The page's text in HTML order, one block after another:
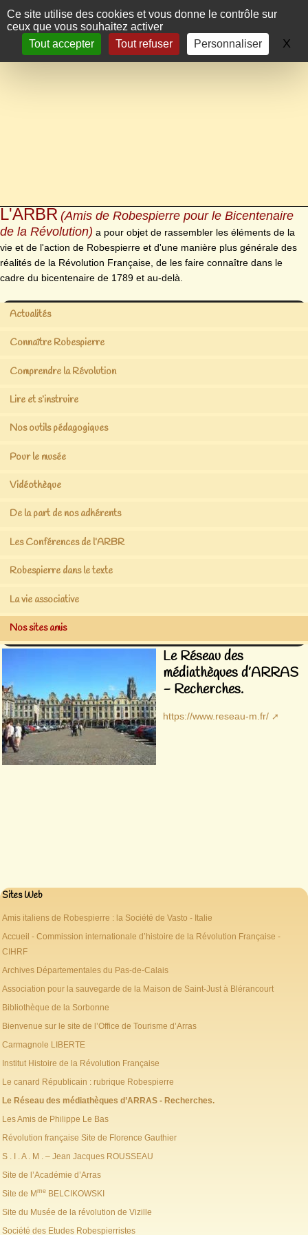
Panneau de gestion des cookies
Ce site utilise des cookies et vous donne le contrôle sur
ceux que vous souhaitez activer
Tout accepter
Tout refuser Personnaliser X
L'ARBR (Amis de Robespierre pour le Bicentenaire
de la Révolution) a pour objet de rassembler les éléments de la
vie et de l'action de Robespierre et d'une manière plus générale des
réalités de la Révolution Française, de les faire connaître dans le
cadre du bicentenaire de 1789 et au-delà.
Actualités
Connaître Robespierre
Comprendre la Révolution
Lire et s’instruire
Nos outils pédagogiques
Pour le musée
Vidéothèque
De la part de nos adhérents
Les Conférences de l’ARBR
Robespierre dans le texte
La vie associative
Nos sites amis
Le Réseau des
médiathèques d’ARRAS
- Recherches.
https://www.reseau-m.fr/
Sites Web
Amis italiens de Robespierre : la Société de Vasto - Italie
Accueil - Commission internationale d’histoire de la Révolution Française -
CIHRF
Archives Départementales du Pas-de-Calais
Association pour la sauvegarde de la Maison de Saint-Just à Blérancourt
Bibliothèque de la Sorbonne
Bienvenue sur le site de l’Office de Tourisme d’Arras
Carmagnole LIBERTE
Institut Histoire de la Révolution Française
Le canard Républicain : rubrique Robespierre
Le Réseau des médiathèques d’ARRAS - Recherches.
Les Amis de Philippe Le Bas
Révolution française Site de Florence Gauthier
S . I . A . M . – Jean Jacques ROUSSEAU
Site de l’Académie d’Arras
Site de Mme BELCIKOWSKI
Site du Musée de la révolution de Vizille
Société des Etudes Robespierristes